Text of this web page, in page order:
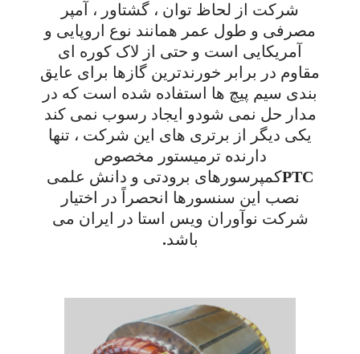
شرکت از لحاظ توان ، گشتاور ، آمپر
مصرفی و طول عمر همانند نوع اروپایی و
آمریکایی است و حتی از لاک کوره ای
مقاوم در برابر خورندترین گازها برای عایق
بندی سیم پیچ ها استفاده شده است که در
مدار حل نمی شودو ایجاد رسوب نمی کند
یکی دیگر از برتری های این شرکت ، تنها
دارنده ترمیستور مخصوص
PTCکمپرسورهای برودتی و دانش علمی
نصب این سنسورها انحصراً در اختیار
شرکت نوآوران ویس استا در ایران می
باشد.